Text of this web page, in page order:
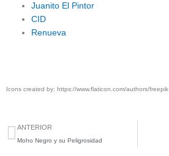
Juanito El Pintor
CID
Renueva
Icons created by: https://www.flaticon.com/authors/freepik
Previo
ANTERIOR
Moho Negro y su Peligrosidad